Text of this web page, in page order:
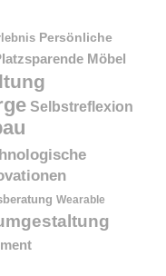
Persönliche
Möbel
Selbstreflexion
Wearable